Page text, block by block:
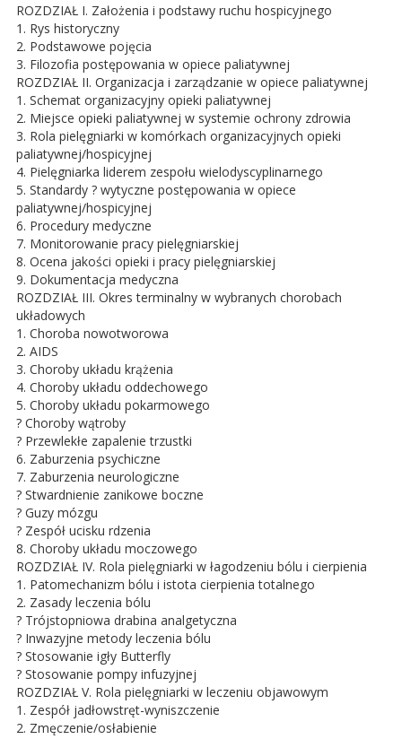
ROZDZIAŁ I. Założenia i podstawy ruchu hospicyjnego
1. Rys historyczny
2. Podstawowe pojęcia
3. Filozofia postępowania w opiece paliatywnej
ROZDZIAŁ II. Organizacja i zarządzanie w opiece paliatywnej
1. Schemat organizacyjny opieki paliatywnej
2. Miejsce opieki paliatywnej w systemie ochrony zdrowia
3. Rola pielęgniarki w komórkach organizacyjnych opieki
paliatywnej/hospicyjnej
4. Pielęgniarka liderem zespołu wielodyscyplinarnego
5. Standardy ? wytyczne postępowania w opiece
paliatywnej/hospicyjnej
6. Procedury medyczne
7. Monitorowanie pracy pielęgniarskiej
8. Ocena jakości opieki i pracy pielęgniarskiej
9. Dokumentacja medyczna
ROZDZIAŁ III. Okres terminalny w wybranych chorobach
układowych
1. Choroba nowotworowa
2. AIDS
3. Choroby układu krążenia
4. Choroby układu oddechowego
5. Choroby układu pokarmowego
? Choroby wątroby
? Przewlekłe zapalenie trzustki
6. Zaburzenia psychiczne
7. Zaburzenia neurologiczne
? Stwardnienie zanikowe boczne
? Guzy mózgu
? Zespół ucisku rdzenia
8. Choroby układu moczowego
ROZDZIAŁ IV. Rola pielęgniarki w łagodzeniu bólu i cierpienia
1. Patomechanizm bólu i istota cierpienia totalnego
2. Zasady leczenia bólu
? Trójstopniowa drabina analgetyczna
? Inwazyjne metody leczenia bólu
? Stosowanie igły Butterfly
? Stosowanie pompy infuzyjnej
ROZDZIAŁ V. Rola pielęgniarki w leczeniu objawowym
1. Zespół jadłowstręt-wyniszczenie
2. Zmęczenie/osłabienie